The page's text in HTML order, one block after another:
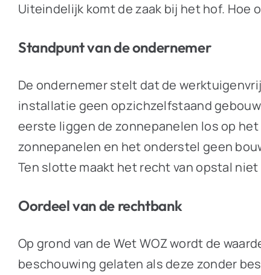
Uiteindelijk komt de zaak bij het hof.
Standpunt van de ondernemer
De ondernemer stelt dat de
installatie geen opzichzelfstaand
eerste liggen de zonnepanelen los op
zonnepanelen en het onderstel geen
Ten slotte maakt het recht van opstal
Oordeel van de rechtbank
Op grond van de Wet WOZ wordt de
beschouwing gelaten als deze zonder